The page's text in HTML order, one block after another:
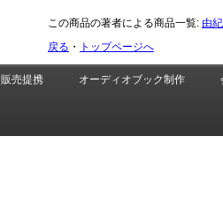
この商品の著者による商品一覧: 由
戻る ・ トップページへ
販売提携 オーディオブック制作